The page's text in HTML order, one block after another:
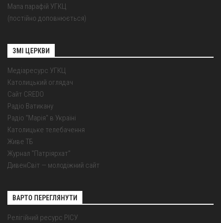
Мапа парафій УГКЦ
(постійно доповнюється)
ЗМІ ЦЕРКВИ
Медіаресурс УГКЦ
Католицький оглядач
Сайт CREDO
Радіо Ватикану
Радіо "Марія" в Україні
Католицьке телебачення
Живе ТБ
Журнал "Патріярхат"
ДивенСвіт — молодіжний сайт
ВАРТО ПЕРЕГЛЯНУТИ
Релігійний ресурс РІСУ